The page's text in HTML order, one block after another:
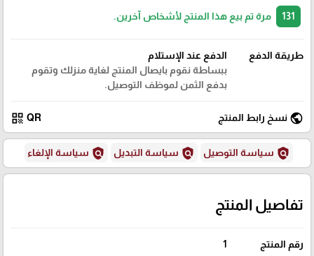
مرة تم بيع هذا المنتج لأشخاص آخرين.
طريقة الدفع
الدفع عند الإستلام
ببساطة نقوم بايصال المنتج لغاية منزلك وتقوم
بدفع الثمن لموظف التوصيل.
public نسخ رابط المنتج QR
qr_code
policy سياسة التوصيل policy سياسة التبديل policy سياسة الإلغاء
تفاصيل المنتج
رقم المنتج 1